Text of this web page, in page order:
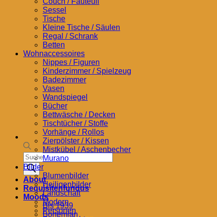
Products
search
About
Requisitenfundus
Moods
Bis 1939
Bohemian
Sessel
Tische
Kleine Tische / Säulen
Regal / Schrank
Betten
Wohnaccessoires
Nippes / Figuren
Kinderzimmer / Spielzeug
Badezimmer
Vasen
Wandspiegel
Bücher
Bettwäsche / Decken
Tischtücher / Stoffe
Vorhänge / Rollos
Zierpölster / Kissen
Mistkübel / Aschenbecher
Murano
Bilder
Blumenbilder
Heiligenbilder
Landschaft
Modern
Personen